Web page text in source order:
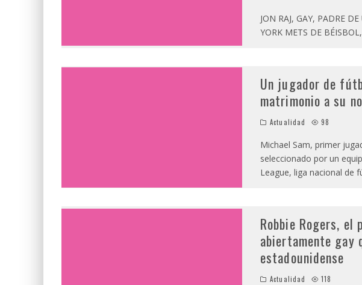
JON RAJ, GAY, PADRE
YORK METS DE
Un jugador de
matrimonio a su
Actualidad 98
Michael Sam, primer
seleccionado por un
League, liga nacional de
Robbie Rogers,
abiertamente gay
estadounidense
Actualidad 118